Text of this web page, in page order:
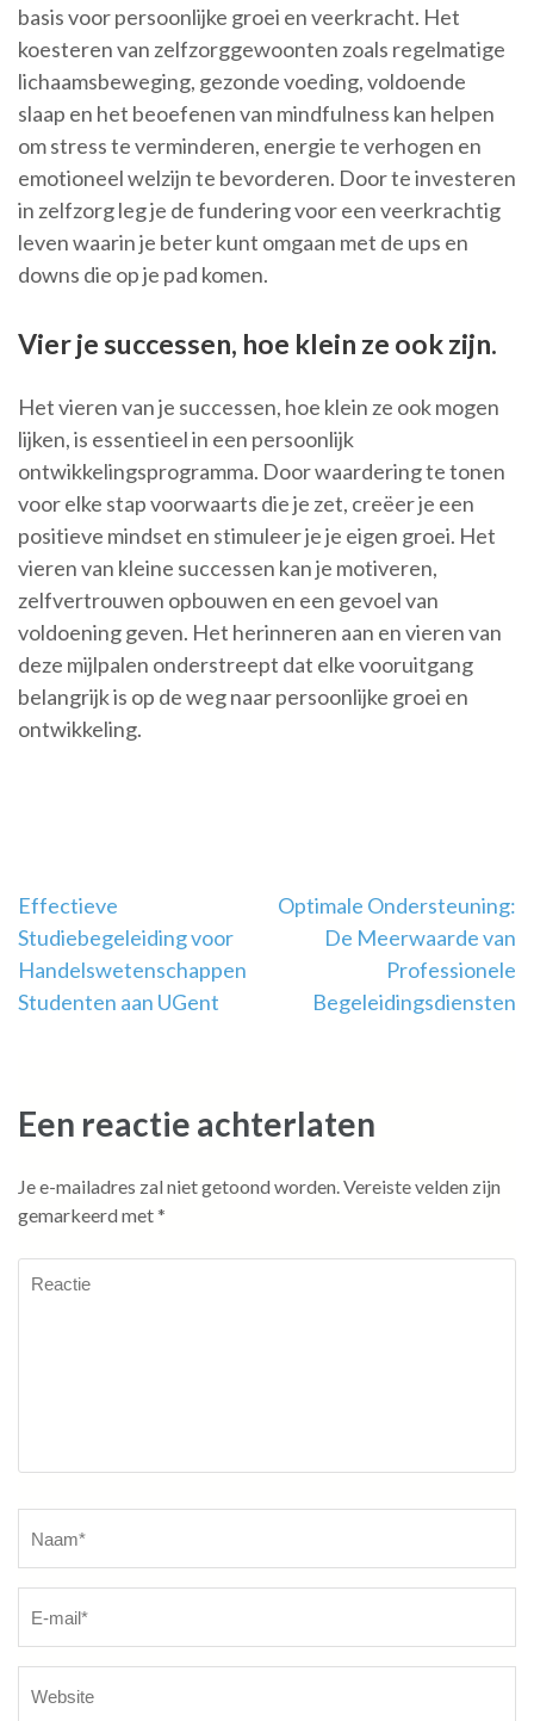
basis voor persoonlijke groei en veerkracht. Het
koesteren van zelfzorggewoonten zoals regelmatige
lichaamsbeweging, gezonde voeding, voldoende
slaap en het beoefenen van mindfulness kan helpen
om stress te verminderen, energie te verhogen en
emotioneel welzijn te bevorderen. Door te investeren
in zelfzorg leg je de fundering voor een veerkrachtig
leven waarin je beter kunt omgaan met de ups en
downs die op je pad komen.
Vier je successen, hoe klein ze ook zijn.
Het vieren van je successen, hoe klein ze ook mogen
lijken, is essentieel in een persoonlijk
ontwikkelingsprogramma. Door waardering te tonen
voor elke stap voorwaarts die je zet, creëer je een
positieve mindset en stimuleer je je eigen groei. Het
vieren van kleine successen kan je motiveren,
zelfvertrouwen opbouwen en een gevoel van
voldoening geven. Het herinneren aan en vieren van
deze mijlpalen onderstreept dat elke vooruitgang
belangrijk is op de weg naar persoonlijke groei en
ontwikkeling.
Berichtnavigatie
Effectieve
Studiebegeleiding voor
Handelswetenschappen
Studenten aan UGent
Optimale Ondersteuning:
De Meerwaarde van
Professionele
Begeleidingsdiensten
Een reactie achterlaten
Je e-mailadres zal niet getoond worden.Vereiste velden zijn
gemarkeerd met*